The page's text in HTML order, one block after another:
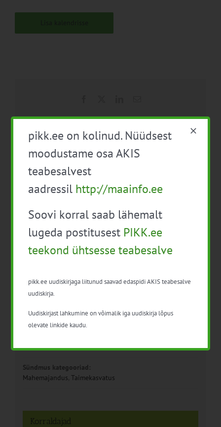
Mahelinnukasvatuse infopäev
välislektoriga (veebis)
EPKK infopäev „Sigade
Detailid
29. juuni 2023
10:00 - 14:45
Sündmus kategooriad:
Mahemajandus, Taimekasvatus
Korraldajad
pikk.ee on kolinud. Nüüdsest
moodustame osa AKIS
teabesalvest
aadressil http://maainfo.ee
Soovi korral saab lähemalt
lugeda postitusest PIKK.ee
teekond ühtsesse teabesalve
pikk.ee uudiskirjaga liitunud saavad edaspidi AKIS teabesalve
uudiskirja.
Uudiskirjast lahkumine on võimalik iga uudiskirja lõpus
olevate linkide kaudu.